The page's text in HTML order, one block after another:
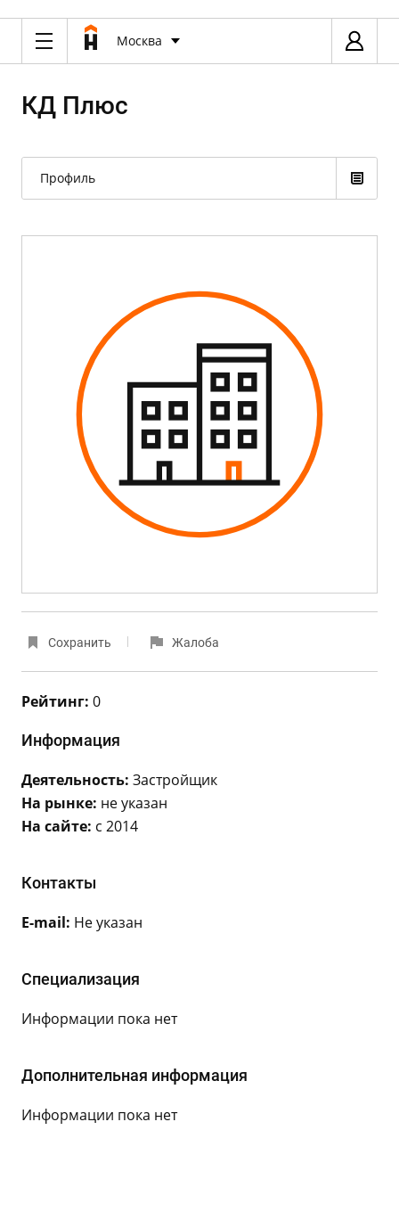
Москва
КД Плюс
Профиль
Сохранить Жалоба
Рейтинг: 0
Информация
Деятельность: Застройщик
На рынке: не указан
На сайте: с 2014
Контакты
E-mail: Не указан
Специализация
Информации пока нет
Дополнительная информация
Информации пока нет